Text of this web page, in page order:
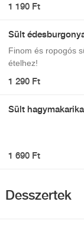
1 190 Ft
Sült
Finom és ropogós
ételhez!
1 290 Ft
Sült
1 690 Ft
Desszertek